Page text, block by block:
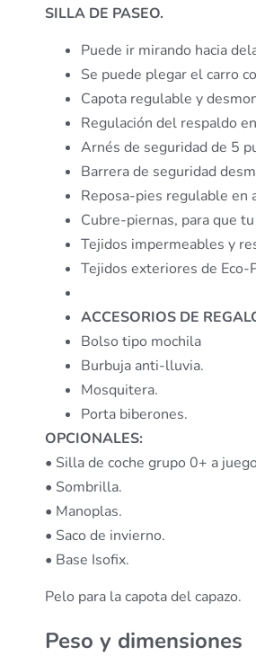
SILLA DE PASEO.
Puede ir mirando hacia
Se puede plegar el carro
Capota regulable y
Regulación del respaldo
Arnés de seguridad de 5
Barrera de seguridad
Reposa-pies regulable en
Cubre-piernas, para que
Tejidos impermeables y
Tejidos exteriores de Eco-
ACCESORIOS DE
Bolso tipo mochila
Burbuja anti-lluvia.
Mosquitera.
Porta biberones.
OPCIONALES:
• Silla de coche grupo 0+ a
• Sombrilla.
• Manoplas.
• Saco de invierno.
• Base Isofix.
Pelo para la capota del capazo.
Peso y dimensiones